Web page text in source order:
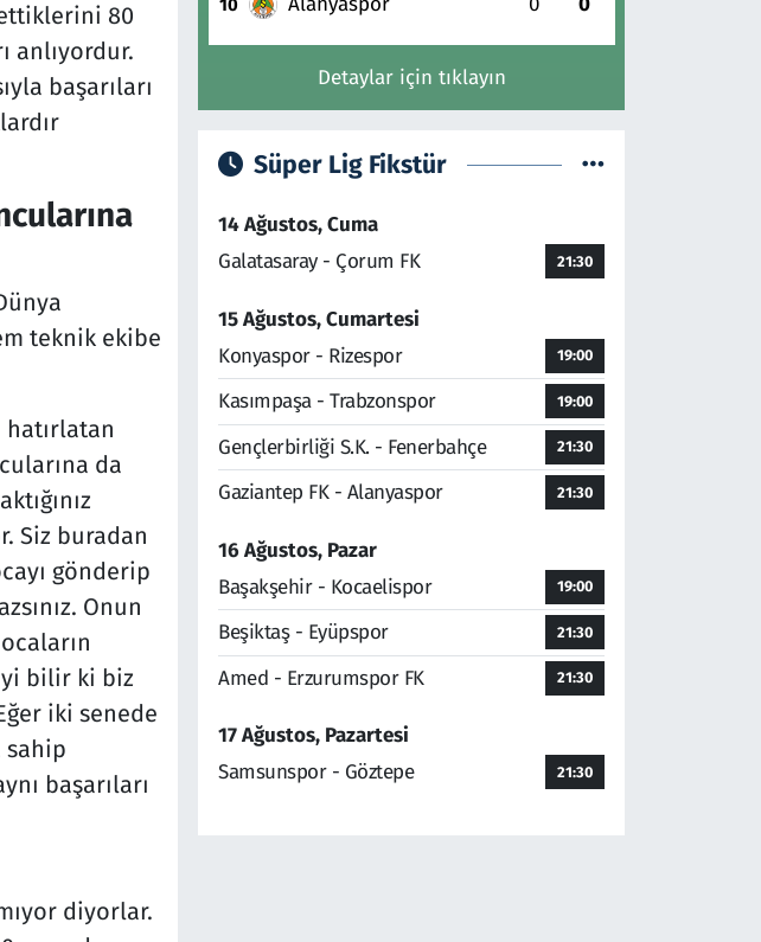
80
anlıyordur.
başarıları
teknik ekibe
hatırlatan
da
Siz buradan
gönderip
Onun
bilir ki biz
iki senede
sahip
başarıları
diyorlar.
10
Detaylar için tıklayın
Süper Lig Fikstür
14 Ağustos, Cuma
Galatasaray - Çorum FK
21:30
15 Ağustos, Cumartesi
Konyaspor - Rizespor
19:00
Kasımpaşa - Trabzonspor 19:00
Gençlerbirliği S.K. - Fenerbahçe 21:30
Gaziantep FK - Alanyaspor 21:30
16 Ağustos, Pazar
Başakşehir - Kocaelispor
19:00
Beşiktaş - Eyüpspor 21:30
Amed - Erzurumspor FK 21:30
17 Ağustos, Pazartesi
Samsunspor - Göztepe
21:30